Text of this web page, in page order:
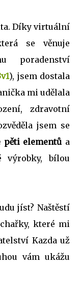
Díky virtuální
se věnuje
poradenství
), jsem dostala
mi udělala
zdravotní
jsem se
pěti elementů a
výrobky, bílou
jíst? Naštěstí
které mi
Kazda už
vám ukážu